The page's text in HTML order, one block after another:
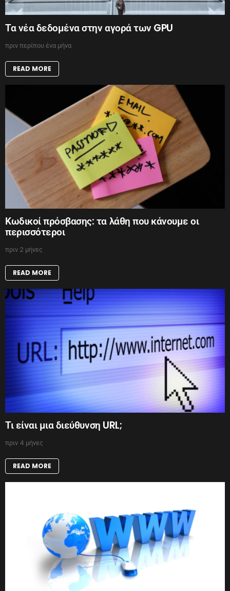
Τα νέα δεδομένα στην αγορά των GPU
πριν περίπου ένα μήνα
READ MORE
Κωδικοί πρόσβασης: τα λάθη που κάνουμε οι
περισσότεροι
πριν 2 μήνες
READ MORE
Τι είναι μια διεύθυνση URL;
πριν 4 μήνες
READ MORE